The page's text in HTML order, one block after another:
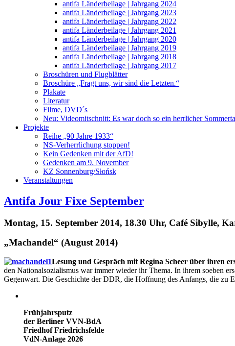
antifa Länderbeilage | Jahrgang 2024
antifa Länderbeilage | Jahrgang 2023
antifa Länderbeilage | Jahrgang 2022
antifa Länderbeilage | Jahrgang 2021
antifa Länderbeilage | Jahrgang 2020
antifa Länderbeilage | Jahrgang 2019
antifa Länderbeilage | Jahrgang 2018
antifa Länderbeilage | Jahrgang 2017
Broschüren und Flugblätter
Broschüre „Fragt uns, wir sind die Letzten.“
Plakate
Literatur
Filme, DVD´s
Neu: Videomitschnitt: Es war doch so ein herrlicher
Projekte
Reihe „90 Jahre 1933“
NS-Verherrlichung stoppen!
Kein Gedenken mit der AfD!
Gedenken am 9. November
KZ Sonnenburg/Słońsk
Veranstaltungen
Antifa Jour Fixe September
Montag, 15. September 2014, 18.30 Uhr, Café Sibylle,
„Machandel“ (August 2014)
Lesung und Gespräch mit Regina Scheer über ihren
den Nationalsozialismus war immer wieder ihr Thema. In ihrem soeben
Gegenwart. Die Geschichte der DDR, die Hoffnung des Anfangs, die zu
Frühjahrsputz
der Berliner VVN-BdA
Friedhof Friedrichsfelde
VdN-Anlage 2026